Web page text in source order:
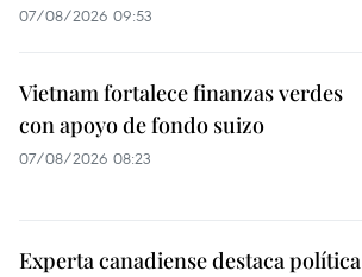
07/08/2026 09:53
Vietnam fortalece finanzas verdes
con apoyo de fondo suizo
07/08/2026 08:23
Experta canadiense destaca política